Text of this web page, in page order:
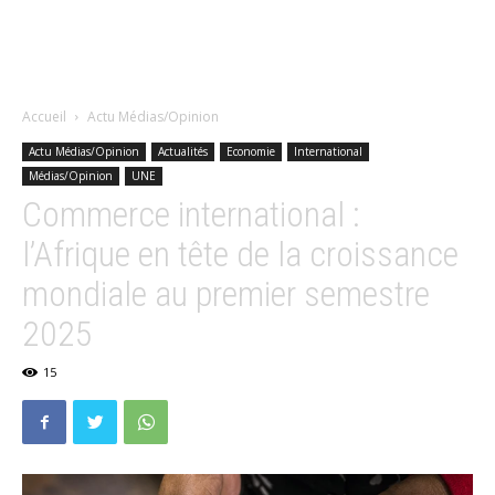
Accueil Actu Médias/Opinion
Actu Médias/Opinion Actualités Economie
International
Médias/Opinion
UNE
Commerce international :
l’Afrique en tête de la croissance
mondiale au premier semestre
2025
15